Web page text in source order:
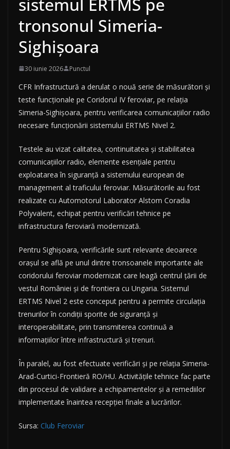
tronsonul Simeria-
Sighișoara
30 iunie 2026 Punctul
CFR Infrastructură a derulat o nouă serie de măsurători și
teste funcționale pe Coridorul IV feroviar, pe relația
Simeria-Sighișoara, pentru verificarea comunicațiilor radio
necesare funcționării sistemului ERTMS Nivel 2.
Testele au vizat calitatea, continuitatea și stabilitatea
comunicațiilor radio, elemente esențiale pentru
exploatarea în siguranță a sistemului european de
management al traficului feroviar. Măsurătorile au fost
realizate cu Automotorul Laborator Alstom Coradia
Polyvalent, echipat pentru verificări tehnice pe
infrastructura feroviară modernizată.
Pentru Sighișoara, verificările sunt relevante deoarece
orașul se află pe unul dintre tronsoanele importante ale
coridorului feroviar modernizat care leagă centrul țării de
vestul României și de frontiera cu Ungaria. Sistemul
ERTMS Nivel 2 este conceput pentru a permite circulația
trenurilor în condiții sporite de siguranță și
interoperabilitate, prin transmiterea continuă a
informațiilor între infrastructură și trenuri.
În paralel, au fost efectuate verificări și pe relația Simeria-
Arad-Curtici-Frontieră RO/HU. Activitățile tehnice fac parte
din procesul de validare a echipamentelor și a remediilor
implementate înaintea recepției finale a lucrărilor.
Sursa: Club Feroviar